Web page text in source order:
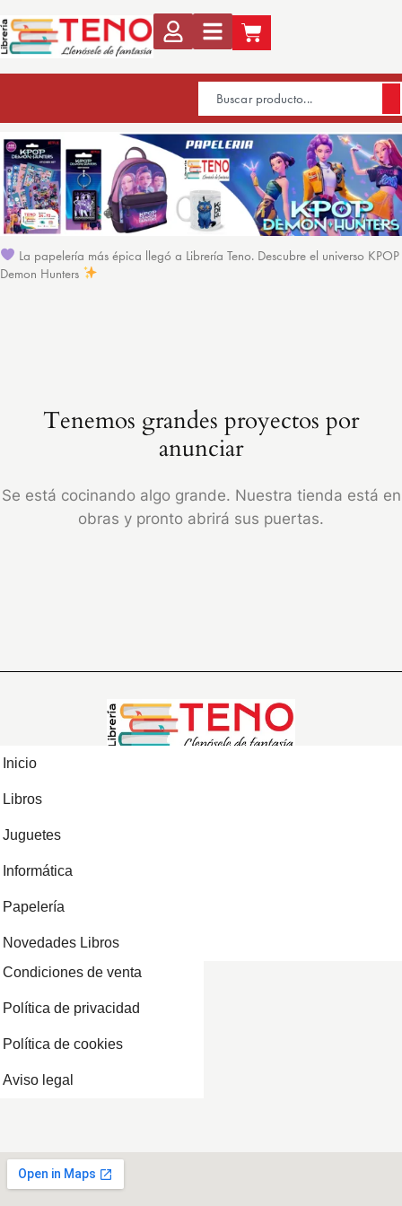
La papelería más épica llegó a Librería Teno. Descubre el universo KPOP
Demon Hunters
Tenemos grandes proyectos por
anunciar
Se está cocinando algo grande. Nuestra tienda está en
obras y pronto abrirá sus puertas.
Inicio
Libros
Juguetes
Informática
Papelería
Novedades Libros
Condiciones de venta
Política de privacidad
Política de cookies
Aviso legal